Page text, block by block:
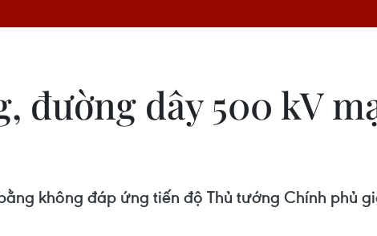
đường dây 500 kV
không đáp ứng tiến độ Thủ tướng Chính phủ